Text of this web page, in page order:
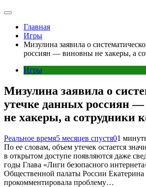
Главная
Игры
Мизулина заявила о
россиян — виновны не хакеры, а
Игры
Мизулина заявила о
утечке данных россиян
не хакеры, а сотрудники
Реальное время5 месяцев спустя01
По ее словам, объем утечек остается
в открытом доступе появляются даже
годы Глава «Лиги безопасного
Общественной палаты России
прокомментировала проблему…